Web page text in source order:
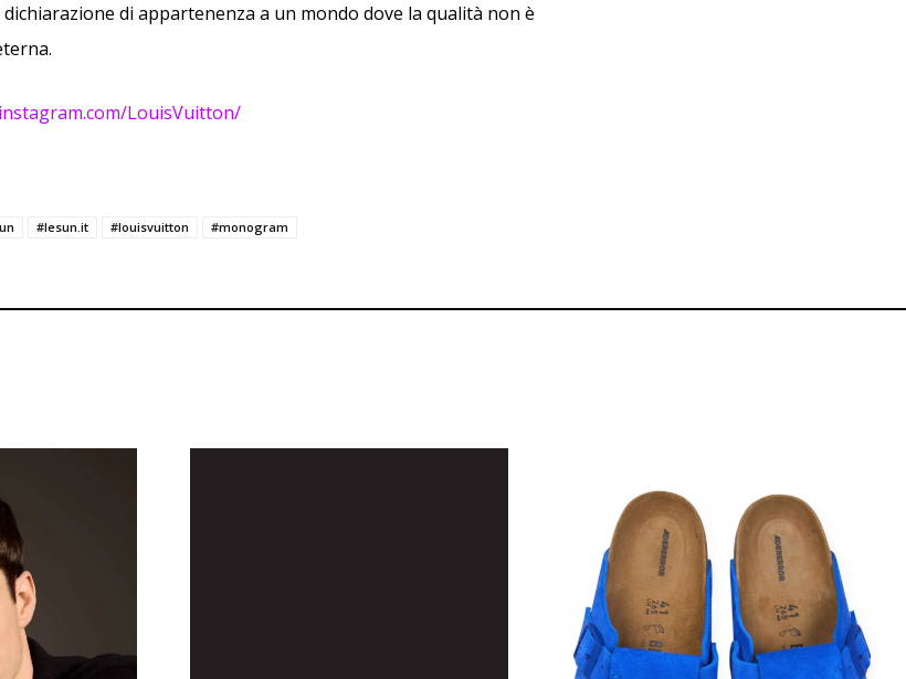
di appartenenza a un mondo dove la qualità non è
LouisVuitton/
#lesun.it #louisvuitton #monogram